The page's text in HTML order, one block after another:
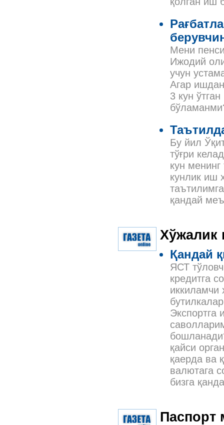
Мени
Ижодий
учун
Агар
3 кун
Бу йил
тўғри
кун
кунлик иш
қандай
Хўжалик
Қандай
ЯСТ
кредитга
қайси
қаерда ва
валютага
бизга
Паспорт